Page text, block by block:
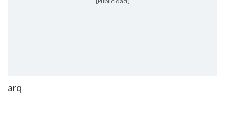
[Publicidad]
arq